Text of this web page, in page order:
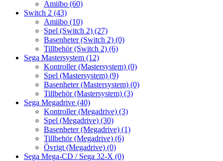
Amiibo (60)
Switch 2 (43)
Amiibo (10)
Spel (Switch 2) (27)
Basenheter (Switch 2) (0)
Tillbehör (Switch 2) (6)
Sega Mastersystem (12)
Kontroller (Mastersystem) (0)
Spel (Mastersystem) (9)
Basenheter (Mastersystem) (0)
Tillbehör (Mastersystem) (3)
Sega Megadrive (40)
Kontroller (Megadrive) (3)
Spel (Megadrive) (30)
Basenheter (Megadrive) (1)
Tillbehör (Megadrive) (6)
Övrigt (Megadrive) (0)
Sega Mega-CD / Sega 32-X (0)